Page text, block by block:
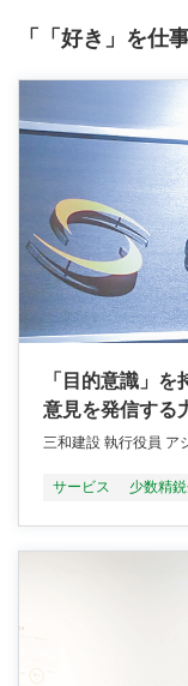
「「好き」を仕
「目的意識」を
意見を発信する
三和建設 執行役員 ア
サービス 少数精